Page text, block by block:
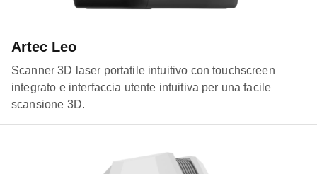
Artec Leo
Scanner 3D laser portatile intuitivo con touchscreen
integrato e interfaccia utente intuitiva per una facile
scansione 3D.